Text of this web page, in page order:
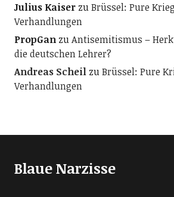
Julius KaiserzuBrüssel: Pure
Verhandlungen
PropGanzuAntisemitismus –
die deutschen Lehrer?
Andreas ScheilzuBrüssel: Pure
Verhandlungen
Blaue Narzisse